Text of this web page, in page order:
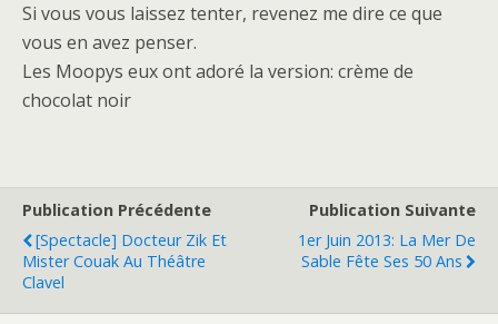
Si vous vous laissez tenter, revenez me dire ce que
vous en avez penser.
Les Moopys eux ont adoré la version: crème de
chocolat noir
Publication Précédente
[Spectacle] Docteur Zik Et
Mister Couak Au Théâtre
Clavel
Publication Suivante
1er Juin 2013: La Mer De
Sable Fête Ses 50 Ans